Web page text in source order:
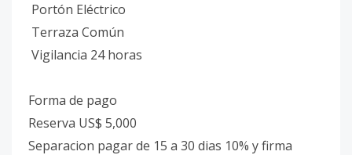
Portón Eléctrico
Terraza Común
Vigilancia 24 horas
Forma de pago
Reserva US$ 5,000
Separacion pagar de 15 a 30 dias 10% y firma